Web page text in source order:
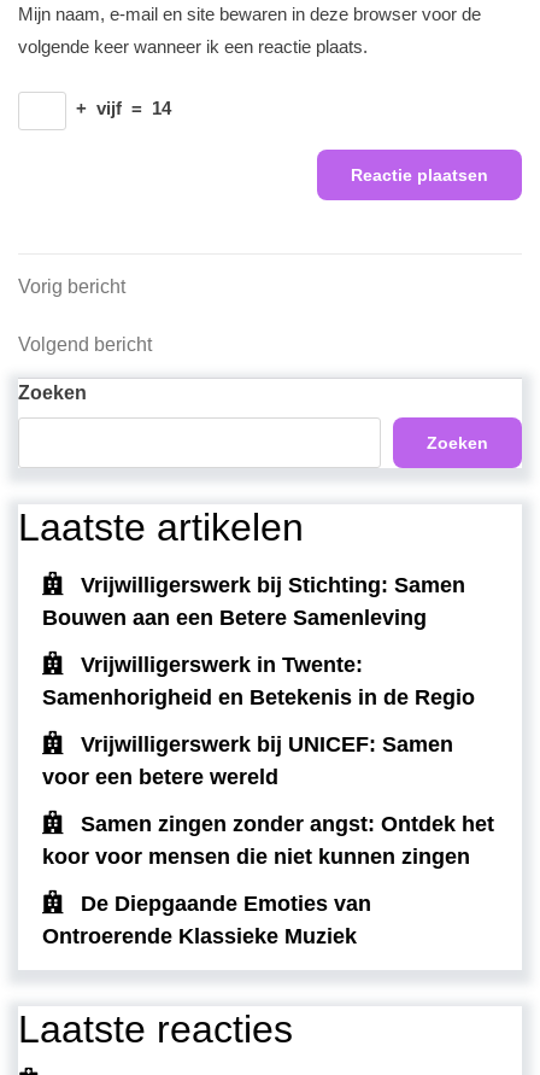
Mijn naam, e-mail en site bewaren in deze browser voor de
volgende keer wanneer ik een reactie plaats.
+ vijf = 14
Berichtnavigatie
Vorig
Vorig bericht
Volgend
Volgend bericht
Zoeken
Zoeken
Laatste artikelen
Vrijwilligerswerk bij Stichting: Samen
Bouwen aan een Betere Samenleving
Vrijwilligerswerk in Twente:
Samenhorigheid en Betekenis in de Regio
Vrijwilligerswerk bij UNICEF: Samen
voor een betere wereld
Samen zingen zonder angst: Ontdek het
koor voor mensen die niet kunnen zingen
De Diepgaande Emoties van
Ontroerende Klassieke Muziek
Laatste reacties